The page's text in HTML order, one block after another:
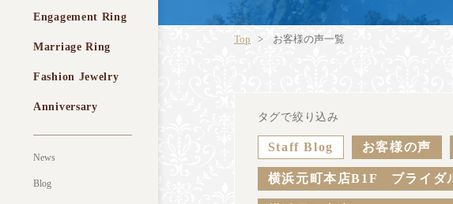
Engagement Ring
Marriage Ring
Fashion Jewelry
Anniversary
News
Blog
Top お客様の声一覧
タグで絞り込み
Staff Blog お客様の声
横浜元町本店B1F ブライダ